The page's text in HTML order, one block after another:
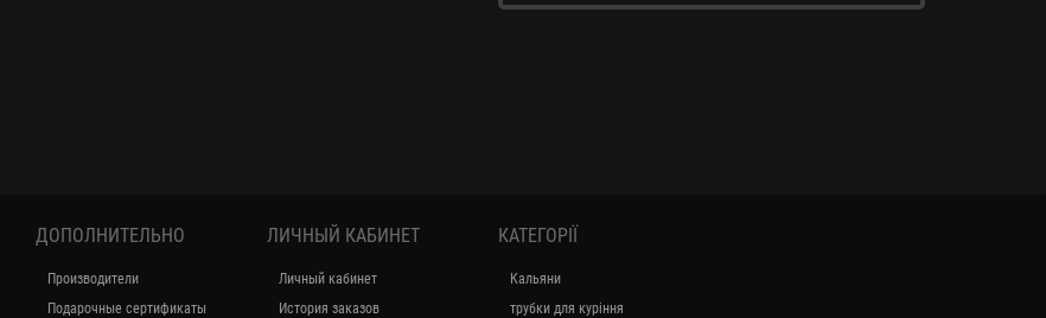
ДОПОЛНИТЕЛЬНО
Производители
Подарочные сертификаты
ЛИЧНЫЙ КАБИНЕТ
Личный кабинет
История заказов
КАТЕГОРІЇ
Кальяни
трубки для куріння